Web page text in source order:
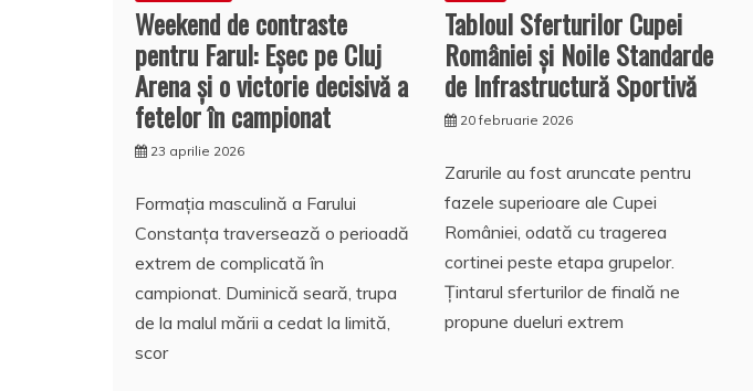
Weekend de contraste
pentru Farul: Eșec pe Cluj
Arena și o victorie decisivă a
fetelor în campionat
23 aprilie 2026
Formația masculină a Farului
Constanța traversează o perioadă
extrem de complicată în
campionat. Duminică seară, trupa
de la malul mării a cedat la limită,
scor
Tabloul Sferturilor Cupei
României și Noile Standarde
de Infrastructură Sportivă
20 februarie 2026
Zarurile au fost aruncate pentru
fazele superioare ale Cupei
României, odată cu tragerea
cortinei peste etapa grupelor.
Țintarul sferturilor de finală ne
propune dueluri extrem